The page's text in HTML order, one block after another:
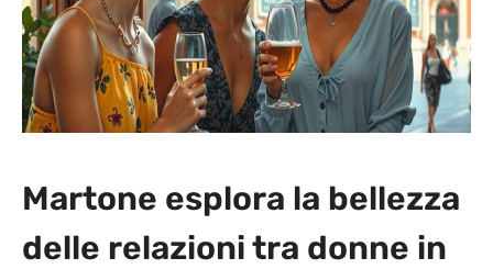
Martone esplora la bellezza
delle relazioni tra donne in